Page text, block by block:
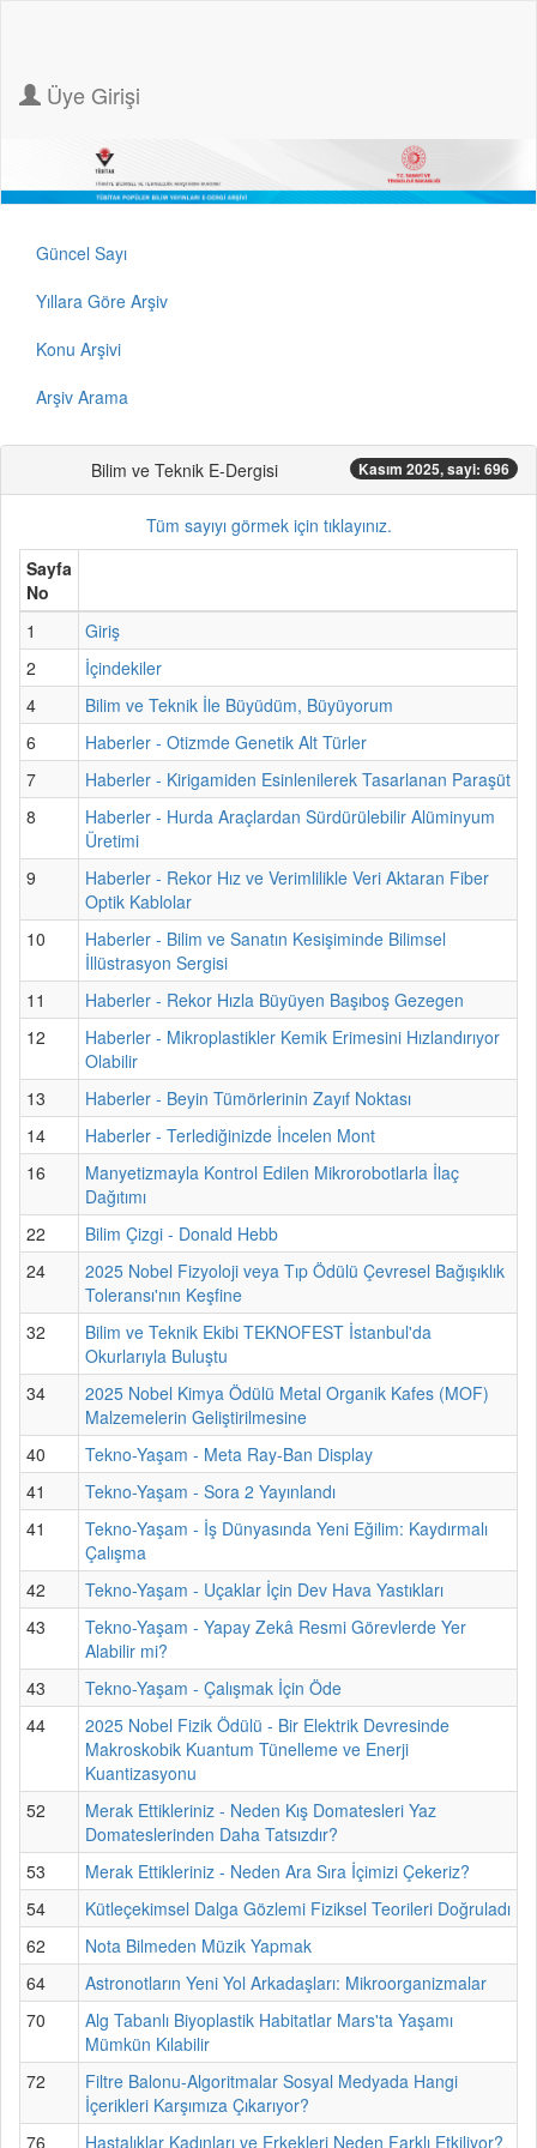
Üye Girişi
Güncel Sayı
Yıllara Göre Arşiv
Konu Arşivi
Arşiv Arama
Bilim ve Teknik E-Dergisi Kasım 2025, sayi: 696
Tüm sayıyı görmek için tıklayınız.
Sayfa
No
1
Giriş
2
İçindekiler
4
Bilim ve Teknik İle Büyüdüm, Büyüyorum
6
Haberler - Otizmde Genetik Alt Türler
7
Haberler - Kirigamiden Esinlenilerek Tasarlanan Paraşüt
8
Haberler - Hurda Araçlardan Sürdürülebilir Alüminyum
Üretimi
9
Haberler - Rekor Hız ve Verimlilikle Veri Aktaran Fiber
Optik Kablolar
10
Haberler - Bilim ve Sanatın Kesişiminde Bilimsel
İllüstrasyon Sergisi
11
Haberler - Rekor Hızla Büyüyen Başıboş Gezegen
12
Haberler - Mikroplastikler Kemik Erimesini Hızlandırıyor
Olabilir
13
Haberler - Beyin Tümörlerinin Zayıf Noktası
14
Haberler - Terlediğinizde İncelen Mont
16
Manyetizmayla Kontrol Edilen Mikrorobotlarla İlaç
Dağıtımı
22
Bilim Çizgi - Donald Hebb
24
2025 Nobel Fizyoloji veya Tıp Ödülü Çevresel Bağışıklık
Toleransı'nın Keşfine
32
Bilim ve Teknik Ekibi TEKNOFEST İstanbul'da
Okurlarıyla Buluştu
34
2025 Nobel Kimya Ödülü Metal Organik Kafes (MOF)
Malzemelerin Geliştirilmesine
40
Tekno-Yaşam - Meta Ray-Ban Display
41
Tekno-Yaşam - Sora 2 Yayınlandı
41
Tekno-Yaşam - İş Dünyasında Yeni Eğilim: Kaydırmalı
Çalışma
42
Tekno-Yaşam - Uçaklar İçin Dev Hava Yastıkları
43
Tekno-Yaşam - Yapay Zekâ Resmi Görevlerde Yer
Alabilir mi?
43
Tekno-Yaşam - Çalışmak İçin Öde
44
2025 Nobel Fizik Ödülü - Bir Elektrik Devresinde
Makroskobik Kuantum Tünelleme ve Enerji
Kuantizasyonu
52
Merak Ettikleriniz - Neden Kış Domatesleri Yaz
Domateslerinden Daha Tatsızdır?
53
Merak Ettikleriniz - Neden Ara Sıra İçimizi Çekeriz?
54
Kütleçekimsel Dalga Gözlemi Fiziksel Teorileri Doğruladı
62
Nota Bilmeden Müzik Yapmak
64
Astronotların Yeni Yol Arkadaşları: Mikroorganizmalar
70
Alg Tabanlı Biyoplastik Habitatlar Mars'ta Yaşamı
Mümkün Kılabilir
72
Filtre Balonu-Algoritmalar Sosyal Medyada Hangi
İçerikleri Karşımıza Çıkarıyor?
76
Hastalıklar Kadınları ve Erkekleri Neden Farklı Etkiliyor?